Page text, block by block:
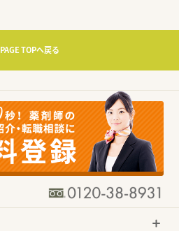
PAGE TOPへ戻る